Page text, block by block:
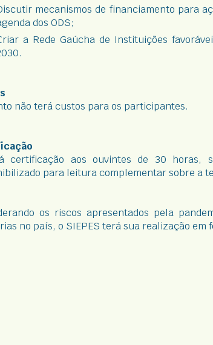
mecanismos de financiamento para
dos ODS;
a Rede Gaúcha de Instituições
não terá custos para os participantes.
certificação aos ouvintes de 30
para leitura complementar sobre a
os riscos apresentados pela
no país, o SIEPES terá sua realização em